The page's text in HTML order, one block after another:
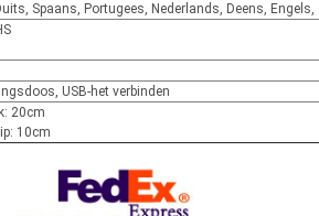
Spaans, Portugees, Nederlands, Deens,
USB-het verbinden
20cm
10cm